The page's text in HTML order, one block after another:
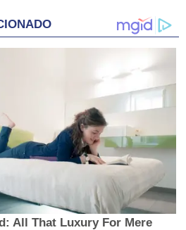
All That Luxury For Mere